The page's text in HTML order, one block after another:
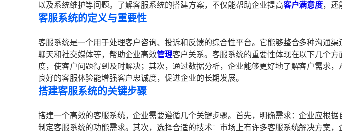
以及系统维护等问题。了解客服系统的搭建方案，不仅能帮助企业提高客户满意度，还
客服系统的定义与重要性
客服系统是一个用于处理客户咨询、投诉和反馈的综合性平台。它能够整合多种沟通渠
聊天和社交媒体等，帮助企业高效管理客户关系。客服系统的重要性体现在以下几个
度，使客户问题得到及时解决；其次，通过数据分析，企业能够更好地了解客户需求，
良好的客服体验能增强客户忠诚度，促进企业的长期发展。
搭建客服系统的关键步骤
搭建一个高效的客服系统，企业需要遵循几个关键步骤。首先，明确需求：企业应根据
制定客服系统的功能需求。其次，选择合适的技术：市场上有许多客服系统解决方案